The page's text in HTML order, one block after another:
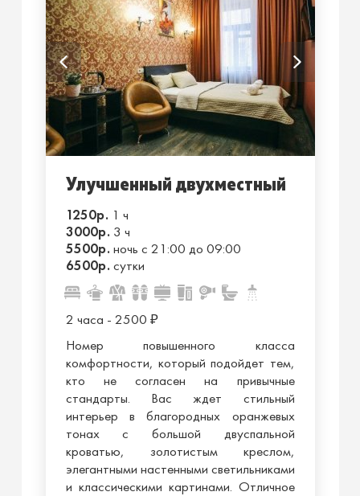
Улучшенный двухместный
1250р. 1 ч
3000р. 3 ч
5500р. ночь с 21:00 до 09:00
6500р. сутки
2 часа - 2500 ₽
Номер повышенного класса
комфортности, который подойдет тем,
кто не согласен на привычные
стандарты. Вас ждет стильный
интерьер в благородных оранжевых
тонах с большой двуспальной
кроватью, золотистым креслом,
элегантными настенными светильниками
и классическими картинами. Отличное